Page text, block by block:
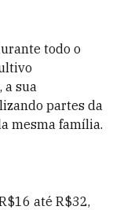
todo o
a sua
partes da
mesma família.
até R$32,